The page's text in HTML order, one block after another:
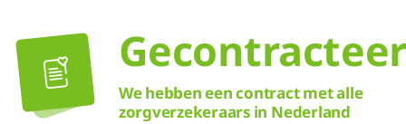
We hebben een contract met alle
zorgverzekeraars in Nederland